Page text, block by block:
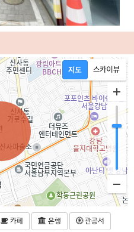
카페 은행 관공서